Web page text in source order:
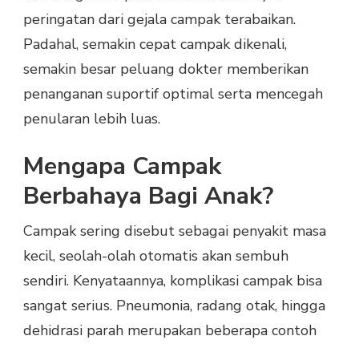
peringatan dari gejala campak terabaikan.
Padahal, semakin cepat campak dikenali,
semakin besar peluang dokter memberikan
penanganan suportif optimal serta mencegah
penularan lebih luas.
Mengapa Campak
Berbahaya Bagi Anak?
Campak sering disebut sebagai penyakit masa
kecil, seolah-olah otomatis akan sembuh
sendiri. Kenyataannya, komplikasi campak bisa
sangat serius. Pneumonia, radang otak, hingga
dehidrasi parah merupakan beberapa contoh